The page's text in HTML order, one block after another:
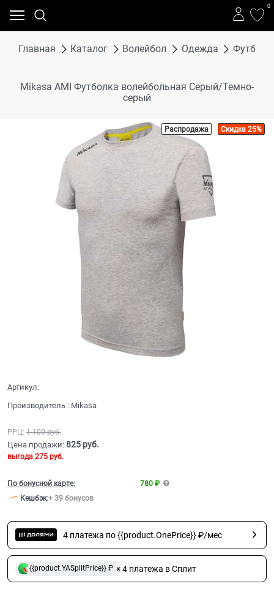
0
Главная Каталог Волейбол Одежда
Mikasa AMI Футболка волейбольная Серый/Темно-
серый
Распродажа Скидка 25%
Артикул:
Производитель : Mikasa
РРЦ: 1 100 руб.
Цена продажи: 825 руб.
выгода 275 руб.
По бонусной карте:
780 ₽
Кешбэк:+ 39 бонусов
4 платежа по {{product.OnePrice}} ₽/мес
{{product.YASplitPrice}} ₽ × 4 платежа в Сплит